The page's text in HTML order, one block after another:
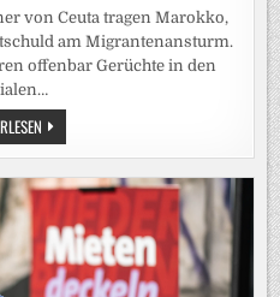
von Ceuta tragen Marokko,
am Migrantenansturm.
offenbar Gerüchte in den
FAKE
NEWS:
IN
GLAUBEN
VIELE
EINE
VERSCHWÖRUNG